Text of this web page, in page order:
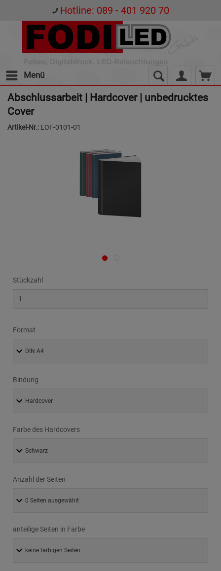
Hotline: 089 - 401 920 70
Menü
Abschlussarbeit | Hardcover | unbedrucktes
Cover
Artikel-Nr.: EOF-0101-01
Stückzahl
Format
Bindung
Farbe des Hardcovers
Anzahl der Seiten
anteilige Seiten in Farbe